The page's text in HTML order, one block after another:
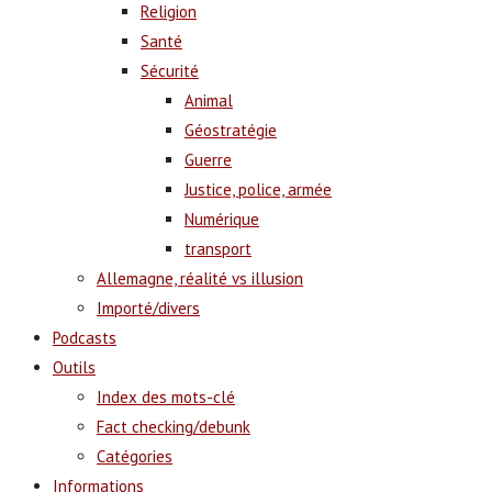
Religion
Santé
Sécurité
Animal
Géostratégie
Guerre
Justice, police, armée
Numérique
transport
Allemagne, réalité vs illusion
Importé/divers
Podcasts
Outils
Index des mots-clé
Fact checking/debunk
Catégories
Informations